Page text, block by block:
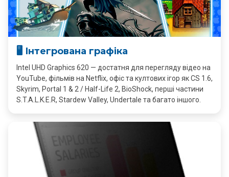
🖥️ Інтегрована графіка
Intel UHD Graphics 620 — достатня для перегляду відео на
YouTube, фільмів на Netflix, офіс та култових ігор як CS 1.6,
Skyrim, Portal 1 & 2 / Half-Life 2, BioShock, перші частини
S.T.A.L.K.E.R, Stardew Valley, Undertale та багато іншого.